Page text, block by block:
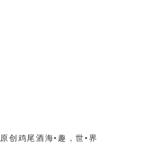
原创鸡尾酒海•趣，世•界